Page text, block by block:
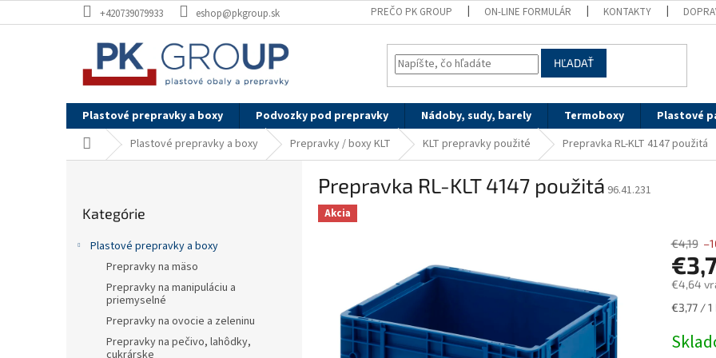
na
+420739079933 eshop@pkgroup.sk PREČO PK GROUP ON-LINE FORMULÁR KONTAKTY
HĽADAŤ
Plastové prepravky a boxy Podvozky pod prepravky Nádoby, sudy, barely Termoboxy Plastové
DomovPlastové prepravky a boxy Prepravky / boxy KLT KLT prepravky použité Prepravka RL-KLT 4147 použitá
kategórie
Kategórie
Plastové prepravky a boxy
Prepravky na mäso
Prepravky na manipuláciu a
priemyselné
Prepravky na ovocie a zeleninu
Prepravky na pečivo, lahôdky,
cukrárske
Prepravka RL-KLT 4147 použitá 96.41.231
Akcia
€4,19
€4,64
€3,77 / 1